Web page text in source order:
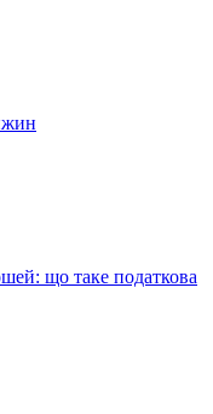
що таке податкова